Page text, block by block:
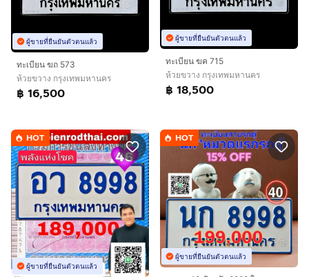
ผู้ขายที่ยืนยันตัวตนแล้ว
ทะเบียน ฆถ 573
ห้วยขวาง กรุงเทพมหานคร
฿ 16,500
ผู้ขายที่ยืนยันตัวตนแล้ว
ทะเบียน ฆค 715
ห้วยขวาง กรุงเทพมหานคร
฿ 18,500
HOT
ผู้ขายที่ยืนยันตัวตนแล้ว
HOT
ผู้ขายที่ยืนยันตัวตนแล้ว